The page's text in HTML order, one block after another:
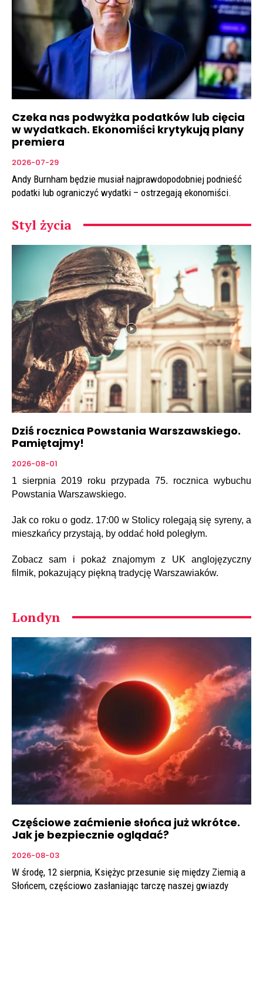
Czeka nas podwyżka podatków lub cięcia
w wydatkach. Ekonomiści krytykują plany
premiera
2026-07-29
Andy Burnham będzie musiał najprawdopodobniej podnieść
podatki lub ograniczyć wydatki – ostrzegają ekonomiści.
Styl życia
Dziś rocznica Powstania Warszawskiego.
Pamiętajmy!
2026-08-01
1 sierpnia 2019 roku przypada 75. rocznica wybuchu
Powstania Warszawskiego.
Jak co roku o godz. 17:00 w Stolicy rolegają się syreny, a
mieszkańcy przystają, by oddać hołd poległym.
Zobacz sam i pokaż znajomym z UK anglojęzyczny
filmik, pokazujący piękną tradycję Warszawiaków.
Londyn
Częściowe zaćmienie słońca już wkrótce.
Jak je bezpiecznie oglądać?
2026-08-03
W środę, 12 sierpnia, Księżyc przesunie się między Ziemią a
Słońcem, częściowo zasłaniając tarczę naszej gwiazdy